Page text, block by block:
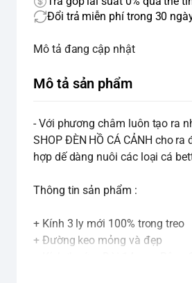
Đổi trả miễn phí trong 30
Mô tả đang cập nhật
Mô tả sản phẩm
- Với phương châm luôn tạo ra
SHOP ĐÈN HỒ CÁ CẢNH cho
hợp dế dàng nuôi các loại cá
Thông tin sản phẩm :
+ Kính 3 ly mới 100% trong treo
+ Đường keo mỏng và đẹp
QUÝ KHÁCH ĐẶT HÀNG VUI